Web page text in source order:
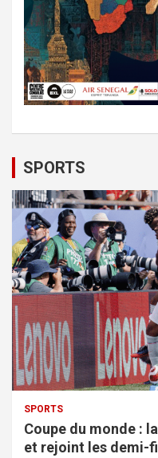
SPORTS
SPORTS
Coupe du monde :
et rejoint les demi-